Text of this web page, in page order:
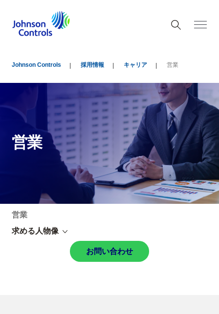
Johnson Controls 採用情報 キャリア 営業
営業
営業
求める人物像
お問い合わせ